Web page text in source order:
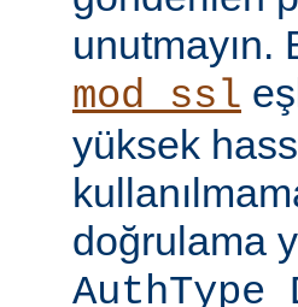
unutmayın.
mod_ssl
yüksek
doğrulama
AuthType